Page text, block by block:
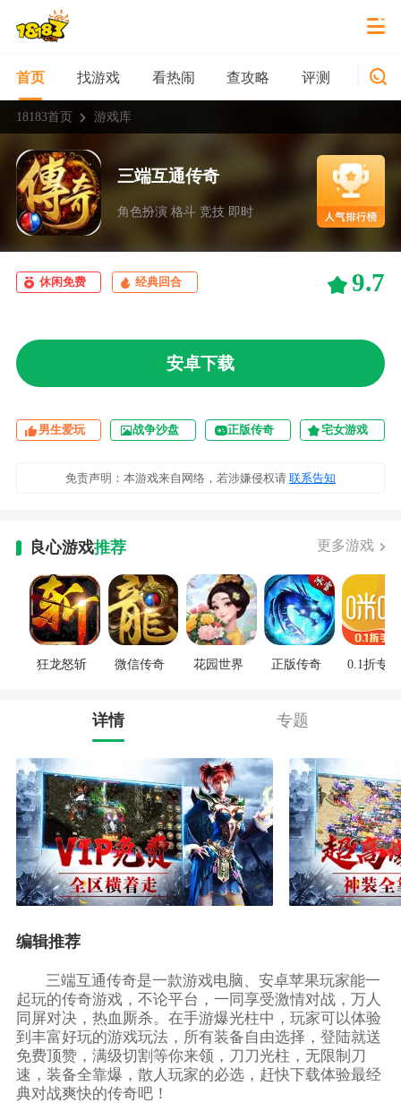
首页 找游戏 看热闹 查攻略 评测 新游
18183首页 游戏库
三端互通传奇
角色扮演 格斗 竞技 即时
休闲免费 经典回合 9.7
安卓下载
男生爱玩 战争沙盘 正版传奇 宅女游戏
免责声明：本游戏来自网络，若涉嫌侵权请 联系告知
良心游戏推荐 更多游戏
狂龙怒斩 微信传奇 花园世界 正版传奇 0.1折专区
详情 专题
编辑推荐
三端互通传奇是一款游戏电脑、安卓苹果玩家能一
起玩的传奇游戏，不论平台，一同享受激情对战，万人
同屏对决，热血厮杀。在手游爆光柱中，玩家可以体验
到丰富好玩的游戏玩法，所有装备自由选择，登陆就送
免费顶赞，满级切割等你来领，刀刀光柱，无限制刀
速，装备全靠爆，散人玩家的必选，赶快下载体验最经
典对战爽快的传奇吧！